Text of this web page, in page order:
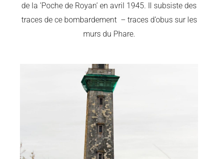
de la ’Poche de Royan’ en avril 1945. Il subsiste des
traces de ce bombardement – traces d’obus sur les
murs du Phare.